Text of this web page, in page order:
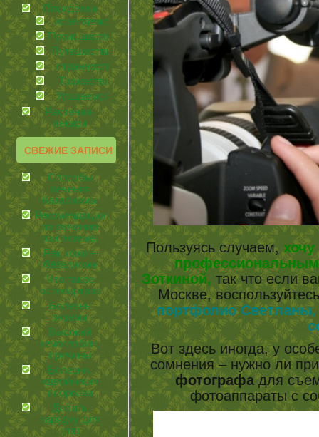
Посиделки
иcцеляемся
Происшествия
Путешествия
странности
Торжества
Угощаемся!
Растения-
лекари
СВЕЖИЕ ЗАПИСИ
Способы
лечения
базалиомы
Рекомендации
по лечению
при экземе.
Рак кожи –
базалиома
Что такое
остеоартроз
Болезнь
экзема
Высокий
гемоглобин,
причины
Болезни,
«двойники»
псориаза
Делать
зарядку для
глаз
Пользуясь случаем,
Зоткиной, так что если
Москве,
портфолио
Вот здесь иногда, у
сомнения – нужно ли
фотографадля
фотоаппараты с